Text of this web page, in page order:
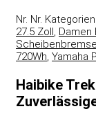
Nr. Nr. Kategorien
27.5 Zoll, Damen
Scheibenbremse
720Wh, Yamaha
Haibike